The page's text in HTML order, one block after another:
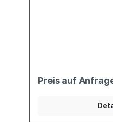
Preis auf